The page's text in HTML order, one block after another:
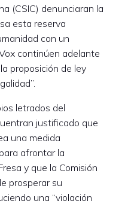
(CSIC) denunciaran la
esta reserva
con un
continúen adelante
proposición de ley
letrados del
justificado que
una medida
afrontar la
y que la Comisión
prosperar su
una “violación